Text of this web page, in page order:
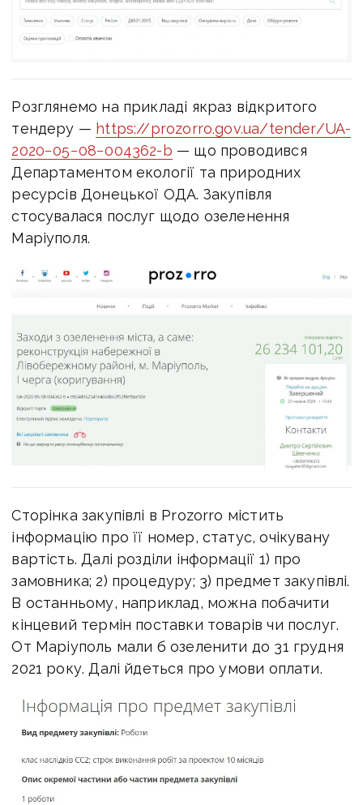
Розглянемо на прикладі якраз відкритого
тендеру — https://prozorro.gov.ua/tender/UA-
2020−05−08−004362-b — що проводився
Департаментом екології та природних
ресурсів Донецької ОДА. Закупівля
стосувалася послуг щодо озеленення
Маріуполя.
Сторінка закупівлі в Prozorro містить
інформацію про її номер, статус, очікувану
вартість. Далі розділи інформації 1) про
замовника; 2) процедуру; 3) предмет закупівлі.
В останньому, наприклад, можна побачити
кінцевий термін поставки товарів чи послуг.
От Маріуполь мали б озеленити до 31 грудня
2021 року. Далі йдеться про умови оплати.